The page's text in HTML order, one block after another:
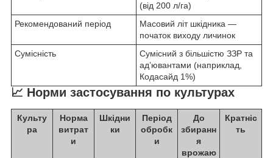
(від 200 л/га)
Рекомендований період
Масовий літ шкідника —
початок виходу личинок
Сумісність
Сумісний з більшістю ЗЗР та
ад’ювантами (наприклад,
Кодасайд 1%)
📈 Норми застосування по культурах
Культу
ра
Норма
витрат
и
Шкідни
ки
Період
обробк
и
До
збиранн
я
врожаю
Кратніс
ть